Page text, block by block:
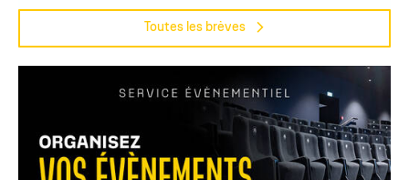
Toutes les brèves